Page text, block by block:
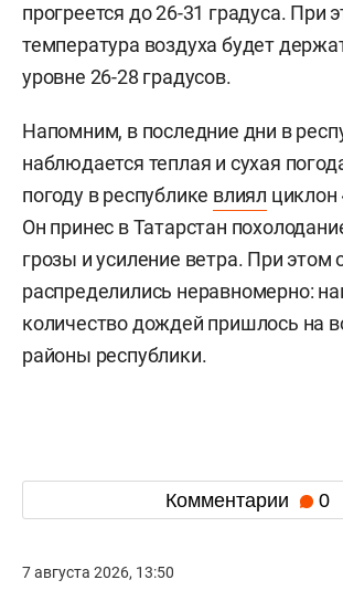
прогреется до 26-31 градуса. При
температура воздуха будет
уровне 26-28 градусов.
Напомним, в последние дни в
наблюдается теплая и сухая
погоду в республике влиял циклон
Он принес в Татарстан
грозы и усиление ветра. При этом
распределились неравномерно:
количество дождей пришлось на
районы республики.
Комментарии 0
7 августа 2026, 13:50